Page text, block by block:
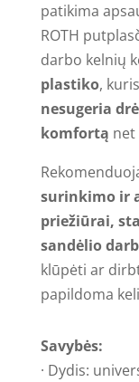
vnt./pak.)
patikima
ROTH
darbo kelnių
plastiko,
nesugeria
komfortą net
surinkimo ir
priežiūrai,
sandėlio
klūpėti ar
papildoma
Savybės:
· Dydis: